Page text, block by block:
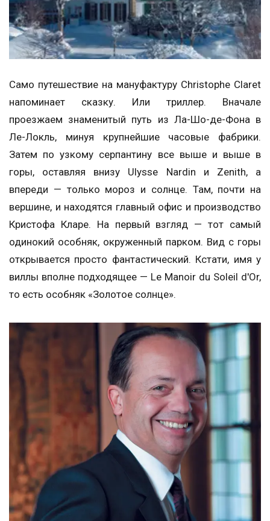
Само путешествие на мануфактуру Christophe Claret
напоминает сказку. Или триллер. Вначале
проезжаем знаменитый путь из Ла-Шо-де-Фона в
Ле-Локль, минуя крупнейшие часовые фабрики.
Затем по узкому серпантину все выше и выше в
горы, оставляя внизу Ulysse Nardin и Zenith, а
впереди — только мороз и солнце. Там, почти на
вершине, и находятся главный офис и производство
Кристофа Кларе. На первый взгляд — тот самый
одинокий особняк, окруженный парком. Вид с горы
открывается просто фантастический. Кстати, имя у
виллы вполне подходящее — Le Manoir du Soleil d'Or,
то есть особняк «Золотое солнце».